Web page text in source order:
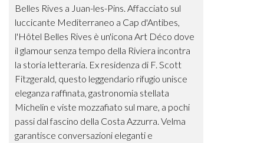
Belles Rives a Juan-les-Pins. Affacciato sul
luccicante Mediterraneo a Cap d'Antibes,
l'Hôtel Belles Rives è un'icona Art Déco dove
il glamour senza tempo della Riviera incontra
la storia letteraria. Ex residenza di F. Scott
Fitzgerald, questo leggendario rifugio unisce
eleganza raffinata, gastronomia stellata
Michelin e viste mozzafiato sul mare, a pochi
passi dal fascino della Costa Azzurra. Velma
garantisce conversazioni eleganti e